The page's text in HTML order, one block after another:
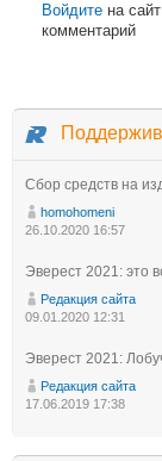
Войдите на
комментарий
Сбор средств на
homohomeni
26.10.2020 16:57
Эверест 2021: это
Редакция сайта
09.01.2020 12:31
Эверест 2021:
Редакция сайта
17.06.2019 17:38